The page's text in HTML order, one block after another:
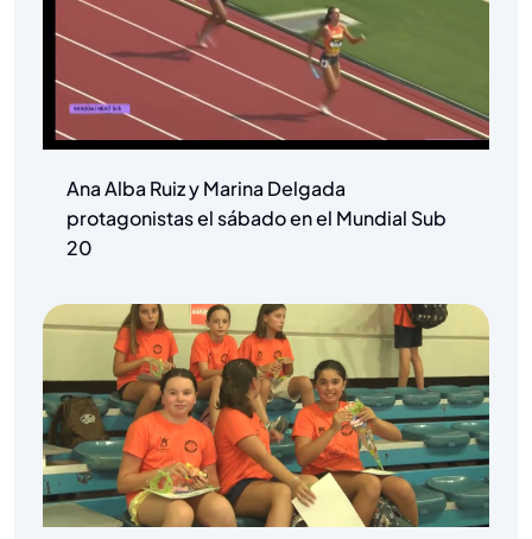
Ana Alba Ruiz y Marina Delgada
protagonistas el sábado en el Mundial Sub
20